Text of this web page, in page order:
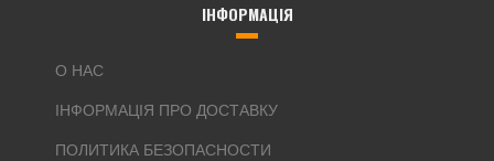
ІНФОРМАЦІЯ
О НАС
ІНФОРМАЦІЯ ПРО ДОСТАВКУ
ПОЛИТИКА БЕЗОПАСНОСТИ